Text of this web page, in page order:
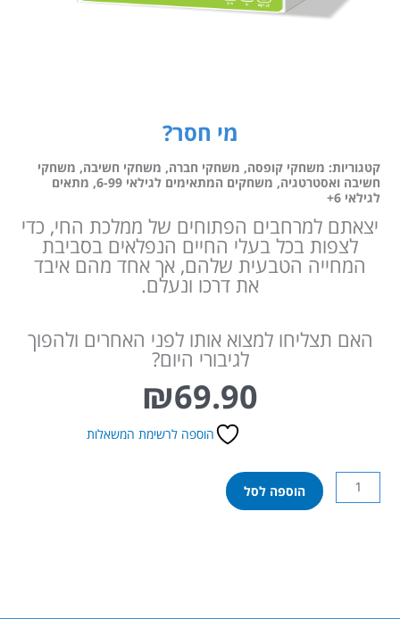
מי חסר?
קטגוריות: משחקי קופסה, משחקי חברה, משחקי חשיבה, משחקי
חשיבה ואסטרטגיה, משחקים המתאימים לגילאי 6-99 , מתאים
לגילאי 6+
יצאתם למרחבים הפתוחים של ממלכת החי, כדי
לצפות בכל בעלי החיים הנפלאים בסביבת
המחייה הטבעית שלהם, אך אחד מהם איבד
את דרכו ונעלם.
האם תצליחו למצוא אותו לפני האחרים ולהפוך
לגיבורי היום?
₪69.90
הוספה לרשימת המשאלות
כמות
של
הוספה לסל